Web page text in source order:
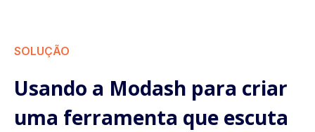
SOLUÇÃO
Usando a Modash para criar
uma ferramenta que escuta